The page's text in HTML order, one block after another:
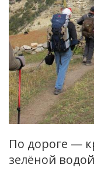
По дороге —
зелёной